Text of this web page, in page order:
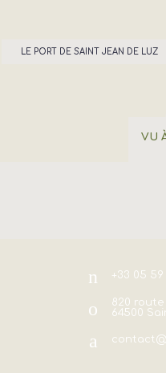
LE PORT DE SAINT JEAN DE LUZ
VU
+33 05 59
820
64500